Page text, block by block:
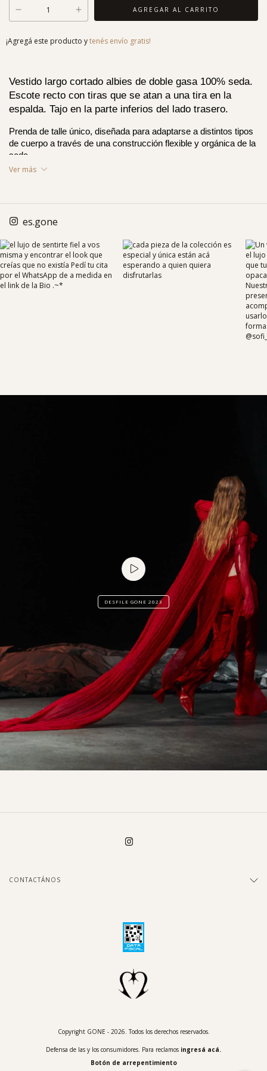
¡Agregá este producto ytenés envío gratis!
Vestido largo cortado albies de doble gasa 100% seda.
Escote recto con tiras que se atan a una tira en la
espalda. Tajo en la parte inferios del lado trasero.
Prenda de talle único, diseñada para adaptarse a distintos tipos
de cuerpo a través de una construcción flexible y orgánica de la
seda.
Cuidados de la prenda:
suavemente como fue entregada.
Ver más
es.gone
DESFILE GONE 2023
CONTACTÁNOS
Copyright GONE - 2026. Todos los derechos reservados.
Defensa de las y los consumidores. Para reclamos ingresá acá.
Botón de arrepentimiento